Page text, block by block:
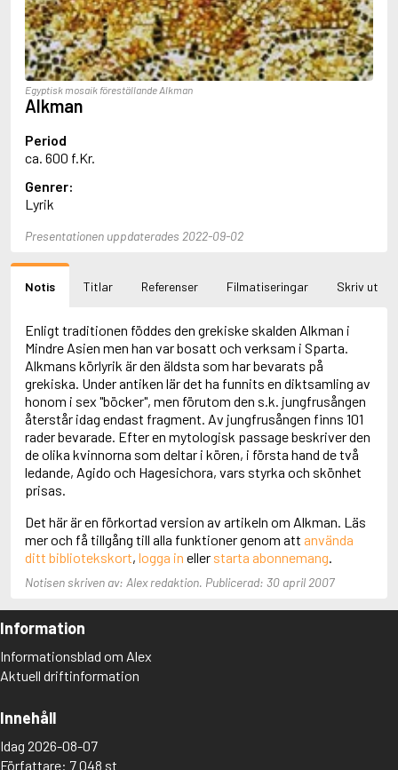
Ackebo, Lena
Acker, Kathy
Ackroyd, Peter
Adam de la Halle
Adamov, Arthur
Adams, Douglas
Adams, Herbert
Adams, Jane
Adams, Richard
Adbåge, Emma
Adbåge, Lisen
Adelborg, Ottilia
Adiga, Aravind
Adnan, Etel
Adolfsson, Evert
Adolfsson, Gunnar
Adolfsson, Josefine
Adolfsson, Maria
Adolphsen, Peter
Egyptisk mosaik föreställande Alkman
Alkman
Period
ca. 600 f.Kr.
Genrer:
Lyrik
Presentationen uppdaterades 2022-09-02
Notis Titlar Referenser Filmatiseringar Skriv ut
Enligt traditionen föddes den grekiske skalden Alkman i
Mindre Asien men han var bosatt och verksam i Sparta.
Alkmans körlyrik är den äldsta som har bevarats på
grekiska. Under antiken lär det ha funnits en diktsamling av
honom i sex "böcker", men förutom den s.k. jungfrusången
återstår idag endast fragment. Av jungfrusången finns 101
rader bevarade. Efter en mytologisk passage beskriver den
de olika kvinnorna som deltar i kören, i första hand de två
ledande, Agido och Hagesichora, vars styrka och skönhet
prisas.
Det här är en förkortad version av artikeln om Alkman. Läs
mer och få tillgång till alla funktioner genom att använda
ditt bibliotekskort, logga in eller starta abonnemang
Notisen skriven av: Alex redaktion. Publicerad: 30 april 2007
Information
Informationsblad om Alex
Aktuell driftinformation
Innehåll
Idag 2026-08-07
Författare: 7 048 st